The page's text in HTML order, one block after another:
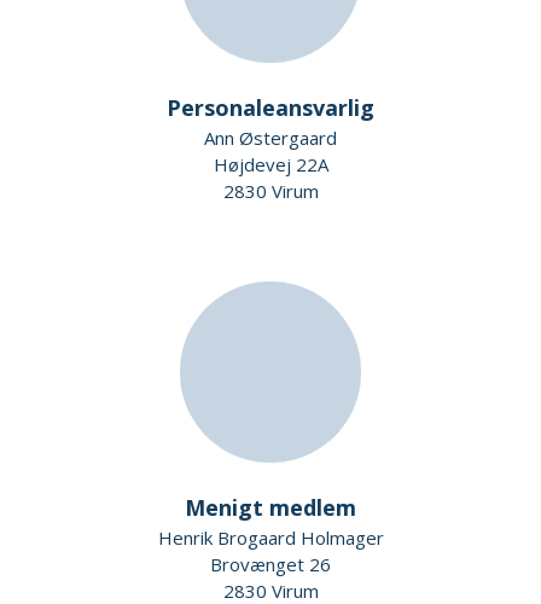
Personaleansvarlig
Ann Østergaard
Højdevej 22A
2830 Virum
Menigt medlem
Henrik Brogaard Holmager
Brovænget 26
2830 Virum